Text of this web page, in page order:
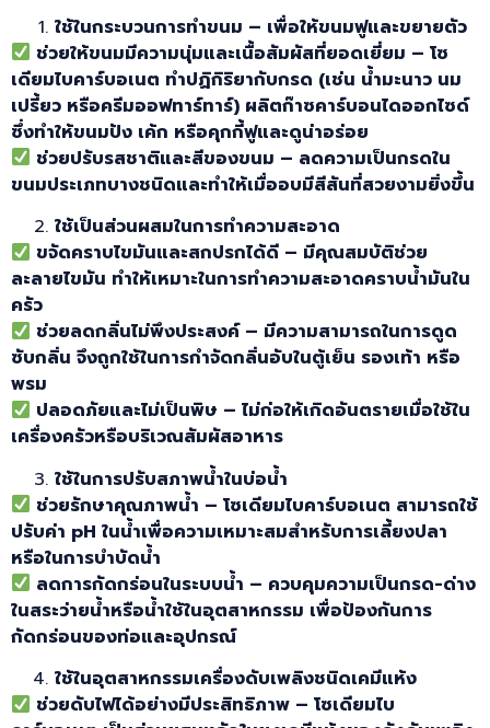
ใช้ในกระบวนการทำขนม – เพื่อให้ขนมฟูและขยายตัว
ช่วยให้ขนมมีความนุ่มและเนื้อสัมผัสที่ยอดเยี่ยม – โซ
เดียมไบคาร์บอเนต ทำปฏิกิริยากับกรด (เช่น น้ำมะนาว นม
เปรี้ยว หรือครีมออฟทาร์ทาร์) ผลิตก๊าซคาร์บอนไดออกไซด์
ซึ่งทำให้ขนมปัง เค้ก หรือคุกกี้ฟูและดูน่าอร่อย
ช่วยปรับรสชาติและสีของขนม – ลดความเป็นกรดใน
ขนมประเภทบางชนิดและทำให้เมื่ออบมีสีสันที่สวยงามยิ่งขึ้น
ใช้เป็นส่วนผสมในการทำความสะอาด
ขจัดคราบไขมันและสกปรกได้ดี – มีคุณสมบัติช่วย
ละลายไขมัน ทำให้เหมาะในการทำความสะอาดคราบน้ำมันใน
ครัว
ช่วยลดกลิ่นไม่พึงประสงค์ – มีความสามารถในการดูด
ซับกลิ่น จึงถูกใช้ในการกำจัดกลิ่นอับในตู้เย็น รองเท้า หรือ
พรม
ปลอดภัยและไม่เป็นพิษ –ไม่ก่อให้เกิดอันตรายเมื่อใช้ใน
เครื่องครัวหรือบริเวณสัมผัสอาหาร
ใช้ในการปรับสภาพน้ำในบ่อน้ำ
ช่วยรักษาคุณภาพน้ำ – โซเดียมไบคาร์บอเนต สามารถใช้
ปรับค่า pH ในน้ำเพื่อความเหมาะสมสำหรับการเลี้ยงปลา
หรือในการบำบัดน้ำ
ลดการกัดกร่อนในระบบน้ำ – ควบคุมความเป็นกรด-ด่าง
ในสระว่ายน้ำหรือน้ำใช้ในอุตสาหกรรม เพื่อป้องกันการ
กัดกร่อนของท่อและอุปกรณ์
ใช้ในอุตสาหกรรมเครื่องดับเพลิงชนิดเคมีแห้ง
ช่วยดับไฟได้อย่างมีประสิทธิภาพ – โซเดียมไบ